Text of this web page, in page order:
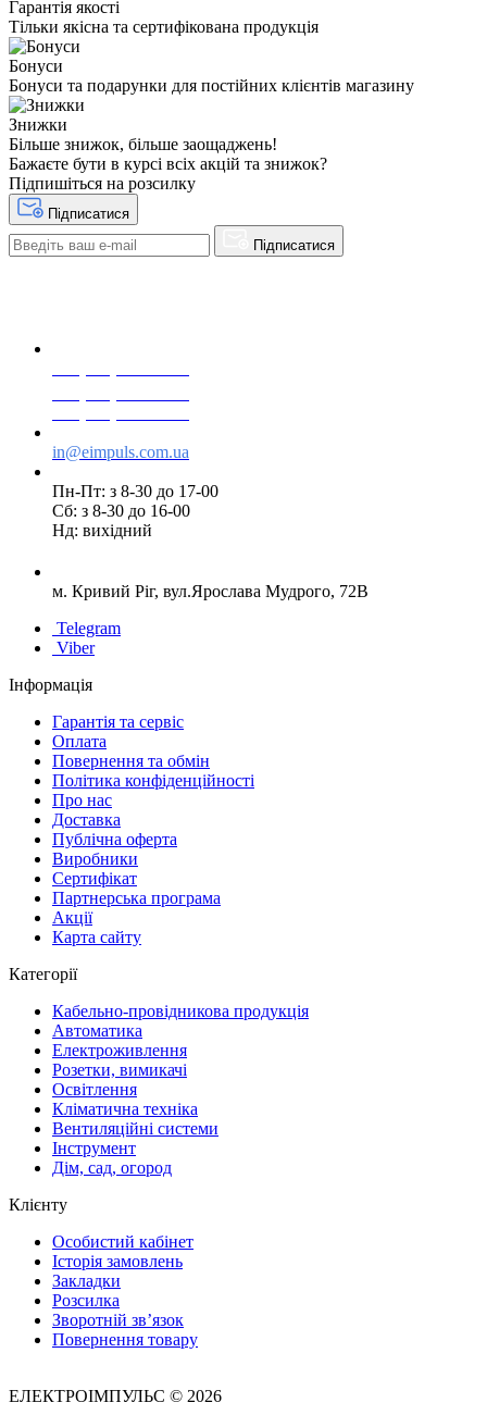
Гарантія якості
Тільки якісна та сертифікована продукція
Бонуси
Бонуси та подарунки для постійних клієнтів магазину
Знижки
Більше знижок, більше заощаджень!
Бажаєте бути в курсі всіх акцій та знижок?
Підпишіться на розсилку
Підписатися
Підписатися
in@eimpuls.com.ua
Пн-Пт: з 8-30 до 17-00
Сб: з 8-30 до 16-00
Нд: вихідний
м. Кривий Ріг, вул.Ярослава Мудрого, 72В
Telegram
Viber
Інформація
Гарантія та сервіс
Оплата
Повернення та обмін
Політика конфіденційності
Про нас
Доставка
Публічна оферта
Виробники
Сертифікат
Партнерська програма
Акції
Карта сайту
Категорії
Кабельно-провідникова продукція
Автоматика
Електроживлення
Розетки, вимикачі
Освітлення
Кліматична техніка
Вентиляційні системи
Інструмент
Дім, сад, огород
Клієнту
Особистий кабінет
Історія замовлень
Закладки
Розсилка
Зворотній зв’язок
Повернення товару
ЕЛЕКТРОІМПУЛЬС © 2026